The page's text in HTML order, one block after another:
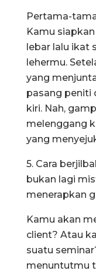
Pertama-
Kamu
lebar lalu ikat
lehermu.
yang
pasang peniti
kiri. Nah,
melenggang
yang
5. Cara
bukan lagi
menerapkan
Kamu akan
client? Atau
suatu
menuntutmu